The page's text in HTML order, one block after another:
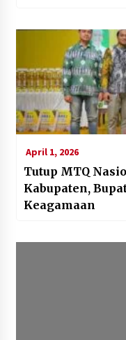
April 1, 2026
Tutup MTQ
Kabupaten,
Keagamaan